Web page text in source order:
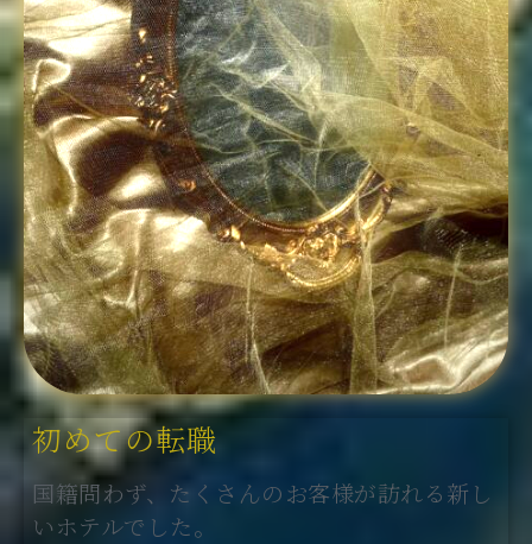
初めての転職
国籍問わず、たくさんのお客様が訪れる新し
いホテルでした。